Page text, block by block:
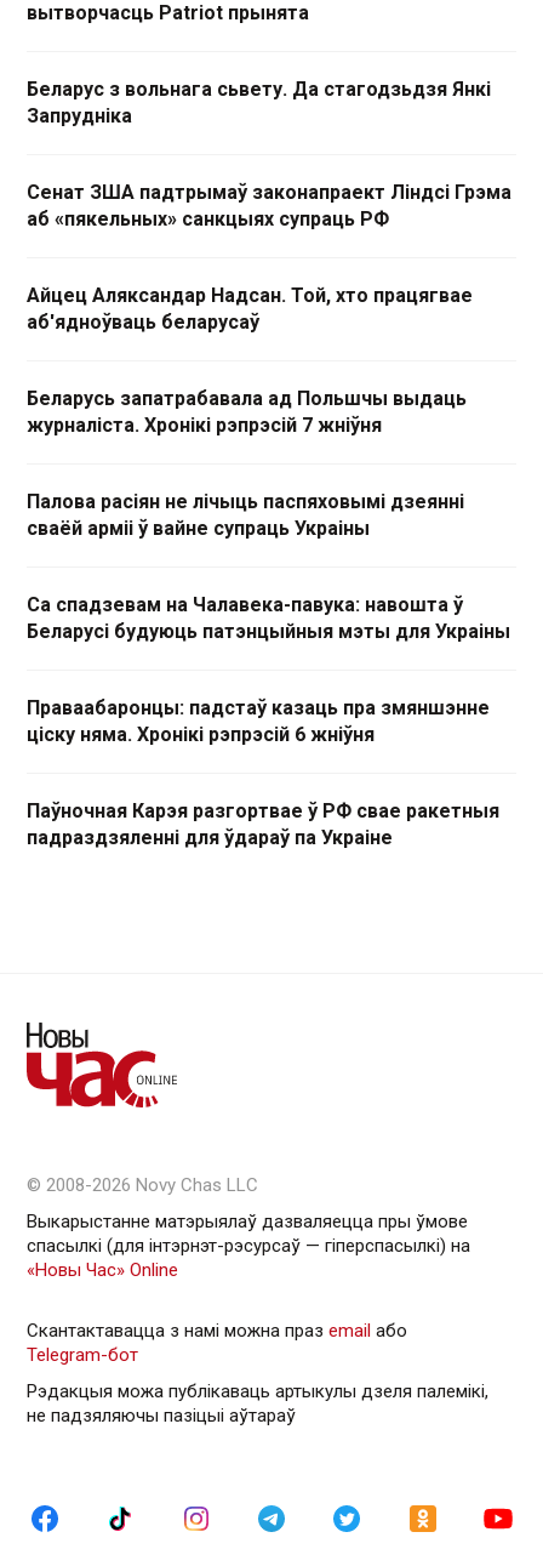
вытворчасць Patriot прынята
Беларус з вольнага сьвету. Да стагодзьдзя Янкі
Запрудніка
Сенат ЗША падтрымаў законапраект Ліндсі Грэма
аб «пякельных» санкцыях супраць РФ
Айцец Аляксандар Надсан. Той, хто працягвае
аб'ядноўваць беларусаў
Беларусь запатрабавала ад Польшчы выдаць
журналіста. Хронікі рэпрэсій 7 жніўня
Палова расіян не лічыць паспяховымі дзеянні
сваёй арміі ў вайне супраць Украіны
Са спадзевам на Чалавека-павука: навошта ў
Беларусі будуюць патэнцыйныя мэты для Украіны
Праваабаронцы: падстаў казаць пра змяншэнне
ціску няма. Хронікі рэпрэсій 6 жніўня
Паўночная Карэя разгортвае ў РФ свае ракетныя
падраздзяленні для ўдараў па Украіне
© 2008-2026 Novy Chas LLC
Выкарыстанне матэрыялаў дазваляецца пры ўмове
спасылкі (для інтэрнэт-рэсурсаў — гiперспасылкi) на
«Новы Час» Online
Скантактавацца з намі можна праз email або
Telegram-бот
Рэдакцыя можа публікаваць артыкулы дзеля палемікі,
не падзяляючы пазіцыі аўтараў